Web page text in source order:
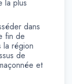
la plus
dans
fin de
la région
de
et